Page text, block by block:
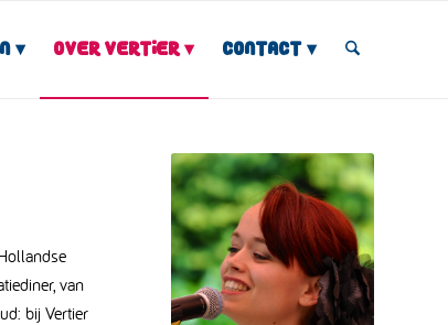
Over Vertier Contact
van
bij Vertier